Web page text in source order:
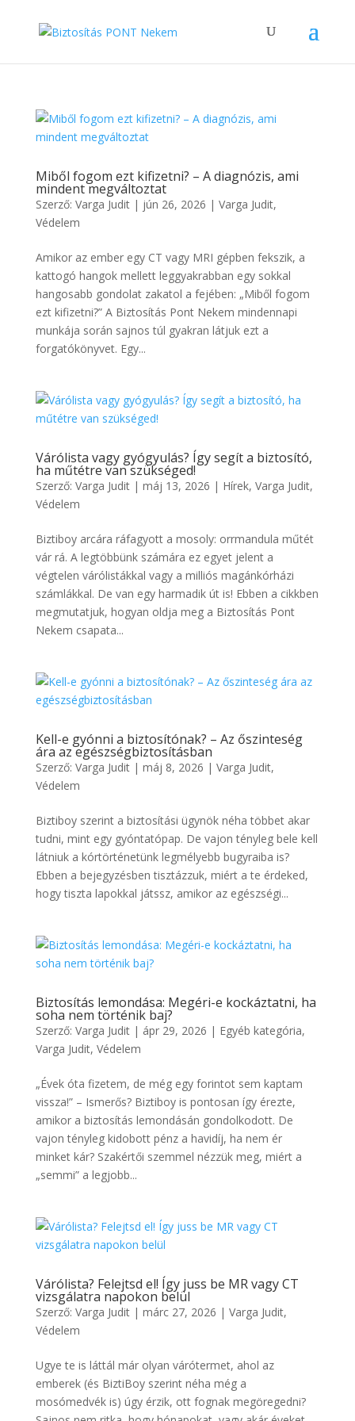
Miből fogom ezt kifizetni? – A diagnózis, ami
mindent megváltoztat
Szerző: Varga Judit| jún 26, 2026 | Varga Judit,
Védelem
Amikor az ember egy CT vagy MRI gépben fekszik, a
kattogó hangok mellett leggyakrabban egy sokkal
hangosabb gondolat zakatol a fejében: „Miből fogom
ezt kifizetni?” A Biztosítás Pont Nekem mindennapi
munkája során sajnos túl gyakran látjuk ezt a
forgatókönyvet. Egy...
Várólista vagy gyógyulás? Így segít a biztosító,
ha műtétre van szükséged!
Szerző: Varga Judit| máj 13, 2026 | Hírek, Varga Judit,
Védelem
Biztiboy arcára ráfagyott a mosoly: orrmandula műtét
vár rá. A legtöbbünk számára ez egyet jelent a
végtelen várólistákkal vagy a milliós magánkórházi
számlákkal. De van egy harmadik út is! Ebben a cikkben
megmutatjuk, hogyan oldja meg a Biztosítás Pont
Nekem csapata...
Kell-e gyónni a biztosítónak? – Az őszinteség
ára az egészségbiztosításban
Szerző: Varga Judit| máj 8, 2026 | Varga Judit,
Védelem
Biztiboy szerint a biztosítási ügynök néha többet akar
tudni, mint egy gyóntatópap. De vajon tényleg bele kell
látniuk a kórtörténetünk legmélyebb bugyraiba is?
Ebben a bejegyzésben tisztázzuk, miért a te érdeked,
hogy tiszta lapokkal játssz, amikor az egészségi...
Biztosítás lemondása: Megéri-e kockáztatni, ha
soha nem történik baj?
Szerző: Varga Judit| ápr 29, 2026 | Egyéb kategória,
Varga Judit, Védelem
„Évek óta fizetem, de még egy forintot sem kaptam
vissza!” – Ismerős? Biztiboy is pontosan így érezte,
amikor a biztosítás lemondásán gondolkodott. De
vajon tényleg kidobott pénz a havidíj, ha nem ér
minket kár? Szakértői szemmel nézzük meg, miért a
„semmi” a legjobb...
Várólista? Felejtsd el! Így juss be MR vagy CT
vizsgálatra napokon belül
Szerző: Varga Judit| márc 27, 2026 | Varga Judit,
Védelem
Ugye te is láttál már olyan várótermet, ahol az
emberek (és BiztiBoy szerint néha még a
mosómedvék is) úgy érzik, ott fognak megöregedni?